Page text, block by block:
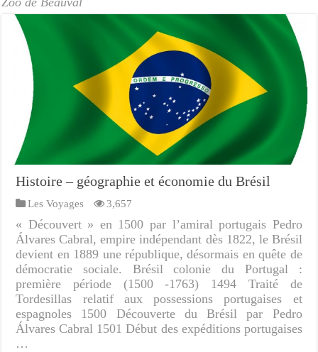
Histoire – géographie et économie du Brésil
Les Voyages 3,657
« Découvert » en 1500 par l’amiral portugais Pedro
Álvares Cabral, empire indépendant dès 1822, le Brésil
devient en 1889 une république, désormais en quête de
démocratie sociale. Brésil colonie du Portugal :
première période (1500 -1763) 1494 Traité de
Tordesillas relatif aux possessions portugaises et
espagnoles 1500 Découverte du Brésil par Pedro
Álvares Cabral 1501 Début des expéditions portugaises
…